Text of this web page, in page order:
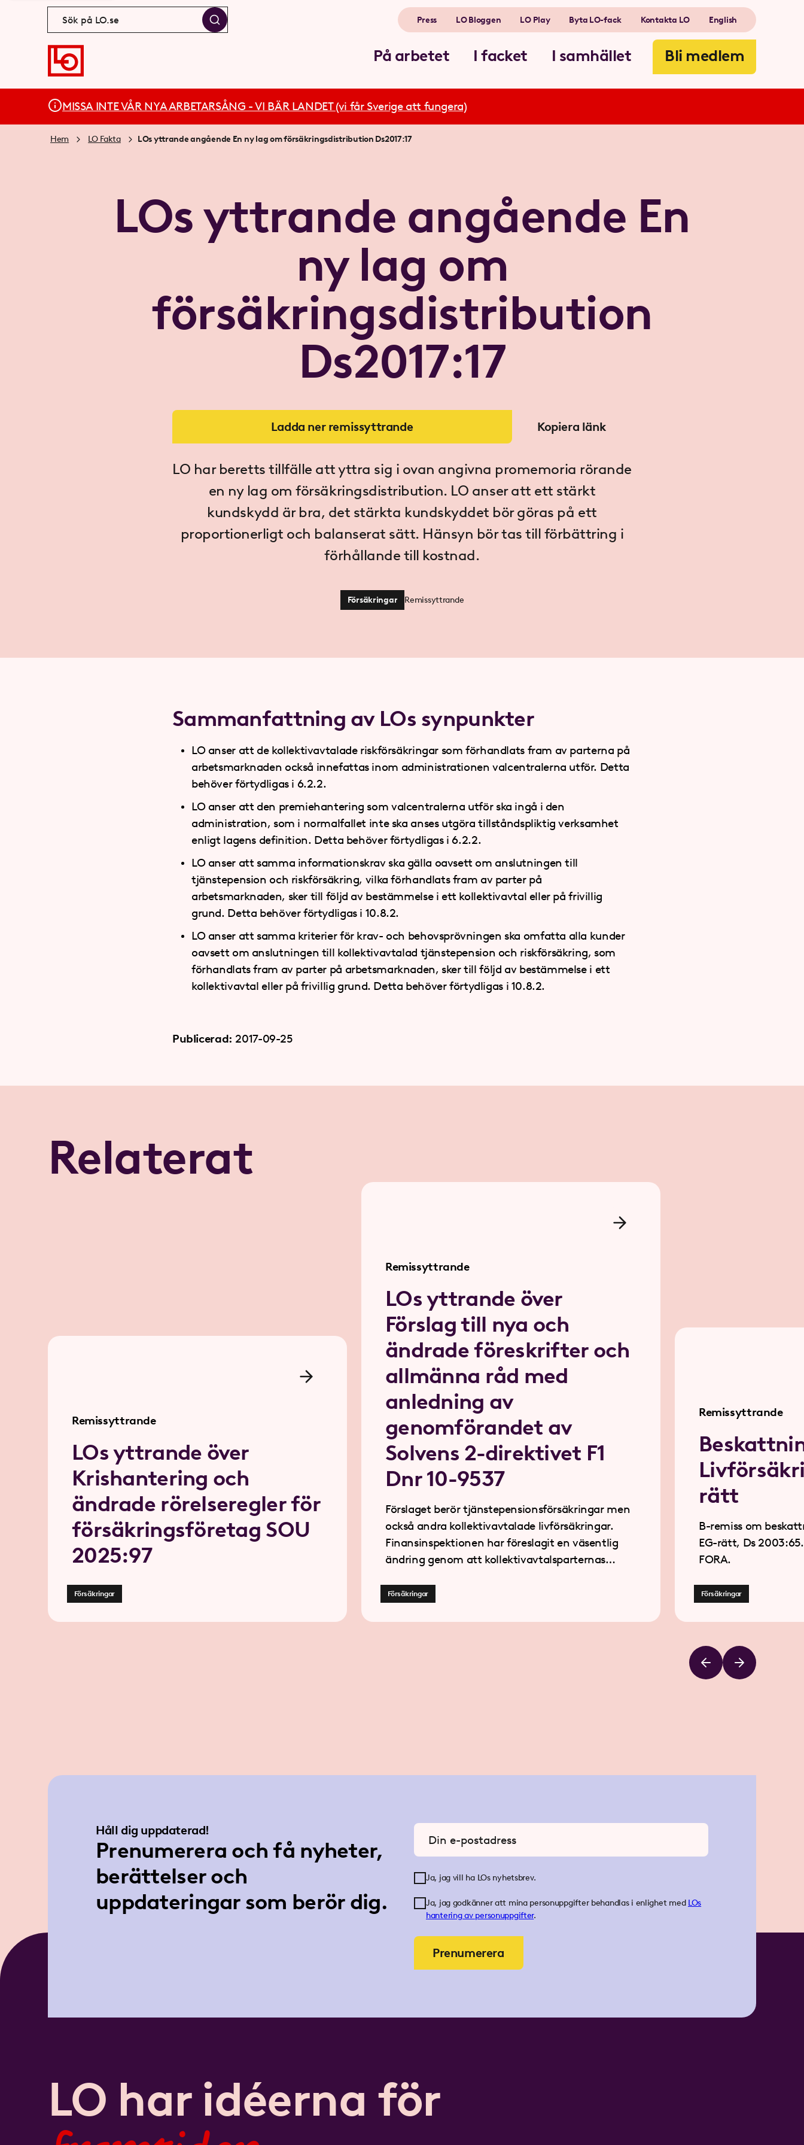
På arbetet I facket I samhället Bli medlem
Press LO Bloggen LO Play Byta LO-fack Kontakta LO English
MISSA INTE VÅR NYA ARBETARSÅNG - VI BÄR LANDET (vi får Sverige att fungera)
Hem LO Fakta LOs yttrande angående En ny lag om försäkringsdistribution Ds2017:17
LOs yttrande angående En
ny lag om
försäkringsdistribution
Ds2017:17
Ladda ner remissyttrande Kopiera länk
LO har beretts tillfälle att yttra sig i ovan angivna promemoria rörande
en ny lag om försäkringsdistribution. LO anser att ett stärkt
kundskydd är bra, det stärkta kundskyddet bör göras på ett
proportionerligt och balanserat sätt. Hänsyn bör tas till förbättring i
förhållande till kostnad.
Försäkringar Remissyttrande
Sammanfattning av LOs synpunkter
LO anser att de kollektivavtalade riskförsäkringar som förhandlats fram av parterna på
arbetsmarknaden också innefattas inom administrationen valcentralerna utför. Detta
behöver förtydligas i 6.2.2.
LO anser att den premiehantering som valcentralerna utför ska ingå i den
administration, som i normalfallet inte ska anses utgöra tillståndspliktig verksamhet
enligt lagens definition. Detta behöver förtydligas i 6.2.2.
LO anser att samma informationskrav ska gälla oavsett om anslutningen till
tjänstepension och riskförsäkring, vilka förhandlats fram av parter på
arbetsmarknaden, sker till följd av bestämmelse i ett kollektivavtal eller på frivillig
grund. Detta behöver förtydligas i 10.8.2.
LO anser att samma kriterier för krav- och behovsprövningen ska omfatta alla kunder
oavsett om anslutningen till kollektivavtalad tjänstepension och riskförsäkring, som
förhandlats fram av parter på arbetsmarknaden, sker till följd av bestämmelse i ett
kollektivavtal eller på frivillig grund. Detta behöver förtydligas i 10.8.2.
Publicerad: 2017-09-25
Relaterat
Remissyttrande
LOs yttrande över
Krishantering och
ändrade rörelseregler för
försäkringsföretag SOU
2025:97
Försäkringar
Remissyttrande
LOs yttrande över
Förslag till nya och
ändrade föreskrifter och
allmänna råd med
anledning av
genomförandet av
Solvens 2-direktivet F1
Dnr 10-9537
Förslaget berör tjänstepensionsförsäkringar men
också andra kollektivavtalade livförsäkringar.
Finansinspektionen har föreslagit en väsentlig
ändring genom att kollektivavtalsparternas
inskränks till att avse hur och av vem
Försäkringar
Remissyttrande
rätt
B-remiss om
EG-rätt, Ds 2003:65. Bilagor
FORA.
Försäkringar
Håll dig uppdaterad!
Prenumerera och få nyheter,
berättelser och
uppdateringar som berör dig.
Ange din e-postadress
Ja, jag vill ha LOs nyhetsbrev.
Ja, jag godkänner att mina personuppgifter behandlas i enlighet med LOs
hantering av personuppgifter.
Prenumerera
LO har idéerna för